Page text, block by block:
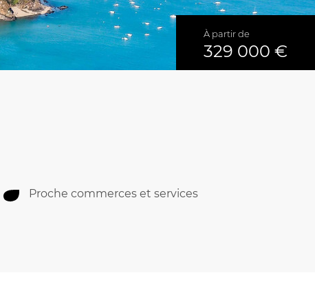
À partir de
329 000 €
Proche commerces et services